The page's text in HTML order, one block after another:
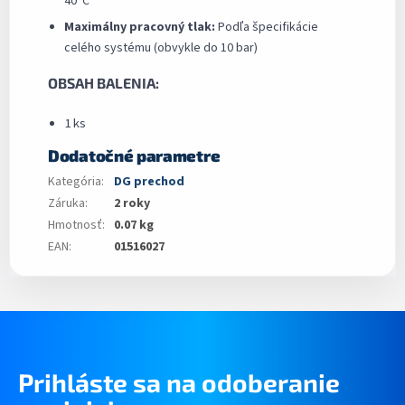
Maximálny pracovný tlak: Podľa špecifikácie
celého systému (obvykle do 10 bar)
OBSAH BALENIA:
1 ks
Dodatočné parametre
Kategória:
DG prechod
Záruka:
2 roky
Hmotnosť: 0.07 kg
EAN: 01516027
Prihláste sa na odoberanie